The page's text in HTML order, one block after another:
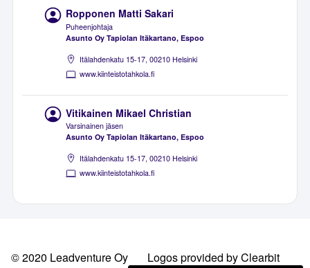
Ropponen Matti Sakari
Puheenjohtaja
Asunto Oy Tapiolan Itäkartano, Espoo
Itälahdenkatu 15-17, 00210 Helsinki
www.kiinteistotahkola.fi
Vitikainen Mikael Christian
Varsinainen jäsen
Asunto Oy Tapiolan Itäkartano, Espoo
Itälahdenkatu 15-17, 00210 Helsinki
www.kiinteistotahkola.fi
© 2020 Leadventure Oy
Logos provided by Clearbit